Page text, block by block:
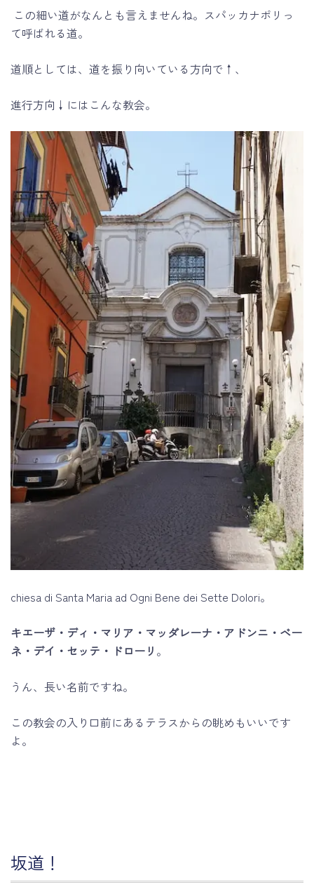
この細い道がなんとも言えませんね。スパッカナポリっ
て呼ばれる道。
道順としては、道を振り向いている方向で↑、
進行方向↓にはこんな教会。
chiesa di Santa Maria ad Ogni Bene dei Sette Dolori。
キエーザ・ディ・マリア・マッダレーナ・アドンニ・ベー
ネ・デイ・セッテ・ドローリ 。
うん、長い名前ですね。
この教会の入り口前にあるテラスからの眺めもいいです
よ。
坂道！